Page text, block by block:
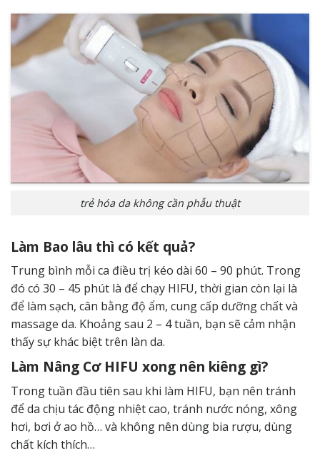
trẻ hóa da không cần phẫu thuật
Làm Bao lâu thì có kết quả?
Trung bình mỗi ca điều trị kéo dài 60 – 90 phút. Trong
đó có 30 – 45 phút là để chạy HIFU, thời gian còn lại là
để làm sạch, cân bằng độ ẩm, cung cấp dưỡng chất và
massage da. Khoảng sau 2 – 4 tuần, bạn sẽ cảm nhận
thấy sự khác biệt trên làn da.
Làm Nâng Cơ HIFU xong nên kiêng gì?
Trong tuần đầu tiên sau khi làm HIFU, bạn nên tránh
để da chịu tác động nhiệt cao, tránh nước nóng, xông
hơi, bơi ở ao hồ… và không nên dùng bia rượu, dùng
chất kích thích…